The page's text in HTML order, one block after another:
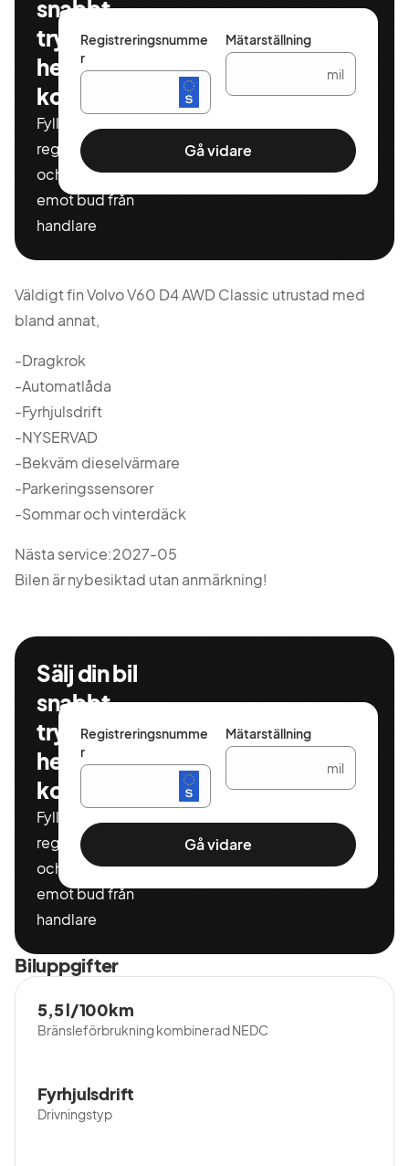
snabbt,
tryggt och
helt
kostnadsfritt
Fyll i ditt
registeringnummer
och miltal för att ta
emot bud från
handlare
Registreringsnumme
r
Mätarställning
mil
Gå vidare
Väldigt fin Volvo V60 D4 AWD Classic utrustad med
bland annat,
-Dragkrok
-Automatlåda
-Fyrhjulsdrift
-NYSERVAD
-Bekväm dieselvärmare
-Parkeringssensorer
-Sommar och vinterdäck
Nästa service:2027-05
Bilen är nybesiktad utan anmärkning!
Sälj din bil
snabbt,
tryggt och
helt
kostnadsfritt
Fyll i ditt
registeringnummer
och miltal för att ta
emot bud från
handlare
Registreringsnumme
r
Mätarställning
mil
Gå vidare
Biluppgifter
Bränsleförbrukning kombinerad NEDC
5,5 l/100km
Drivningstyp
Fyrhjulsdrift